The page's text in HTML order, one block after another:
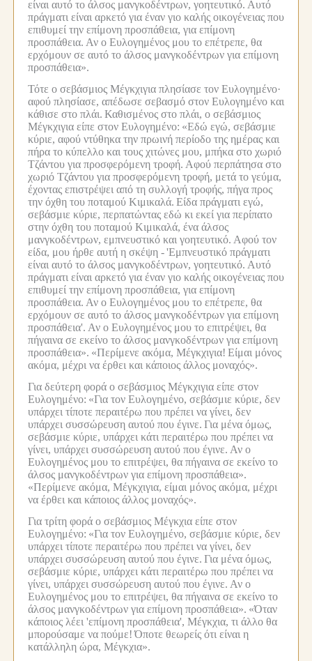
είναι αυτό το άλσος μανγκοδέντρων, γοητευτικό. Αυτό
πράγματι είναι αρκετό για έναν γιο καλής οικογένειας που
επιθυμεί την επίμονη προσπάθεια, για επίμονη
προσπάθεια. Αν ο Ευλογημένος μου το επέτρεπε, θα
ερχόμουν σε αυτό το άλσος μανγκοδέντρων για επίμονη
προσπάθεια».
Τότε ο σεβάσμιος Μέγκχιγια πλησίασε τον Ευλογημένο·
αφού πλησίασε, απέδωσε σεβασμό στον Ευλογημένο και
κάθισε στο πλάι. Καθισμένος στο πλάι, ο σεβάσμιος
Μέγκχιγια είπε στον Ευλογημένο: «Εδώ εγώ, σεβάσμιε
κύριε, αφού ντύθηκα την πρωινή περίοδο της ημέρας και
πήρα το κύπελλο και τους χιτώνες μου, μπήκα στο χωριό
Τζάντου για προσφερόμενη τροφή. Αφού περπάτησα στο
χωριό Τζάντου για προσφερόμενη τροφή, μετά το γεύμα,
έχοντας επιστρέψει από τη συλλογή τροφής, πήγα προς
την όχθη του ποταμού Κιμικαλά. Είδα πράγματι εγώ,
σεβάσμιε κύριε, περπατώντας εδώ κι εκεί για περίπατο
στην όχθη του ποταμού Κιμικαλά, ένα άλσος
μανγκοδέντρων, εμπνευστικό και γοητευτικό. Αφού τον
είδα, μου ήρθε αυτή η σκέψη -'Εμπνευστικό πράγματι
είναι αυτό το άλσος μανγκοδέντρων, γοητευτικό. Αυτό
πράγματι είναι αρκετό για έναν γιο καλής οικογένειας που
επιθυμεί την επίμονη προσπάθεια, για επίμονη
προσπάθεια. Αν ο Ευλογημένος μου το επέτρεπε, θα
ερχόμουν σε αυτό το άλσος μανγκοδέντρων για επίμονη
προσπάθεια'. Αν ο Ευλογημένος μου το επιτρέψει, θα
πήγαινα σε εκείνο το άλσος μανγκοδέντρων για επίμονη
προσπάθεια». «Περίμενε ακόμα, Μέγκχιγια! Είμαι μόνος
ακόμα, μέχρι να έρθει και κάποιος άλλος μοναχός».
Για δεύτερη φορά ο σεβάσμιος Μέγκχιγια είπε στον
Ευλογημένο: «Για τον Ευλογημένο, σεβάσμιε κύριε, δεν
υπάρχει τίποτε περαιτέρω που πρέπει να γίνει, δεν
υπάρχει συσσώρευση αυτού που έγινε. Για μένα όμως,
σεβάσμιε κύριε, υπάρχει κάτι περαιτέρω που πρέπει να
γίνει, υπάρχει συσσώρευση αυτού που έγινε. Αν ο
Ευλογημένος μου το επιτρέψει, θα πήγαινα σε εκείνο το
άλσος μανγκοδέντρων για επίμονη προσπάθεια».
«Περίμενε ακόμα, Μέγκχιγια, είμαι μόνος ακόμα, μέχρι
να έρθει και κάποιος άλλος μοναχός».
Για τρίτη φορά ο σεβάσμιος Μέγκχια είπε στον
Ευλογημένο: «Για τον Ευλογημένο, σεβάσμιε κύριε, δεν
υπάρχει τίποτε περαιτέρω που πρέπει να γίνει, δεν
υπάρχει συσσώρευση αυτού που έγινε. Για μένα όμως,
σεβάσμιε κύριε, υπάρχει κάτι περαιτέρω που πρέπει να
γίνει, υπάρχει συσσώρευση αυτού που έγινε. Αν ο
Ευλογημένος μου το επιτρέψει, θα πήγαινα σε εκείνο το
άλσος μανγκοδέντρων για επίμονη προσπάθεια». «Όταν
κάποιος λέει 'επίμονη προσπάθεια', Μέγκχια, τι άλλο θα
μπορούσαμε να πούμε! Όποτε θεωρείς ότι είναι η
κατάλληλη ώρα, Μέγκχια».